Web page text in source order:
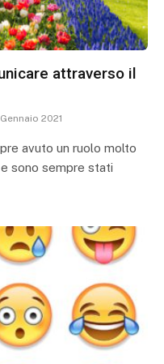
attraverso il
2021
avuto un ruolo molto
sono sempre stati